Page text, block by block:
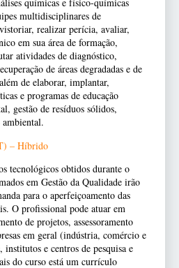
multidisciplinares de
realizar perícia, avaliar,
em sua área de formação,
atividades de diagnóstico,
de áreas degradadas e de
de elaborar, implantar,
e programas de educação
gestão de resíduos sólidos,
– Híbrido
tecnológicos obtidos durante o
em Gestão da Qualidade irão
para o aperfeiçoamento das
O profissional pode atuar em
de projetos, assessoramento
em geral (indústria, comércio e
e centros de pesquisa e
do curso está um currículo